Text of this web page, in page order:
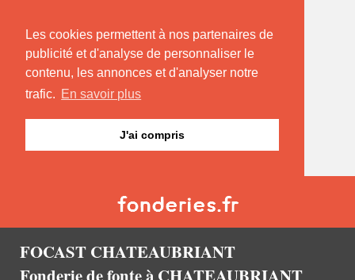
Les cookies permettent à nos partenaires de
publicité et d'analyse de personnaliser le
contenu, les annonces et d'analyser notre
trafic. En savoir plus
J'ai compris
FOCAST CHATEAUBRIANT
Fonderie de fonte à CHATEAUBRIANT